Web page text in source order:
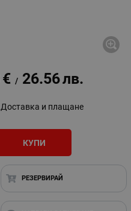
€ / 26.56лв.
Доставка и плащане
КУПИ
РЕЗЕРВИРАЙ